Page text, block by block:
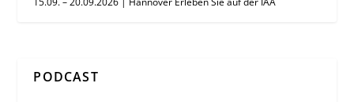
PODCAST